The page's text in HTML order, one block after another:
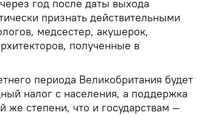
год после даты выхода
признать действительными
медсестер, акушерок,
полученные в
периода Великобритания будет
налог с населения, а поддержка
же степени, что и государствам —